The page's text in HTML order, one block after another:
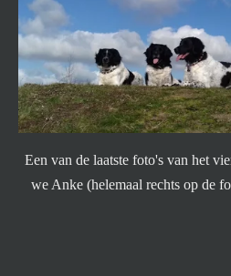
Een van de laatste foto's van het
we Anke (helemaal rechts op de